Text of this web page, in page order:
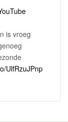
is vroeg
UlfRzuJPnp